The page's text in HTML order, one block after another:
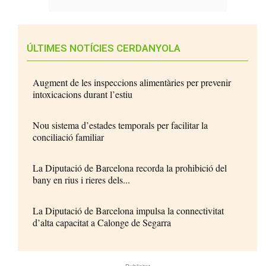
ÚLTIMES NOTÍCIES CERDANYOLA
Augment de les inspeccions alimentàries per prevenir
intoxicacions durant l’estiu
Nou sistema d’estades temporals per facilitar la
conciliació familiar
La Diputació de Barcelona recorda la prohibició del
bany en rius i rieres dels...
La Diputació de Barcelona impulsa la connectivitat
d’alta capacitat a Calonge de Segarra